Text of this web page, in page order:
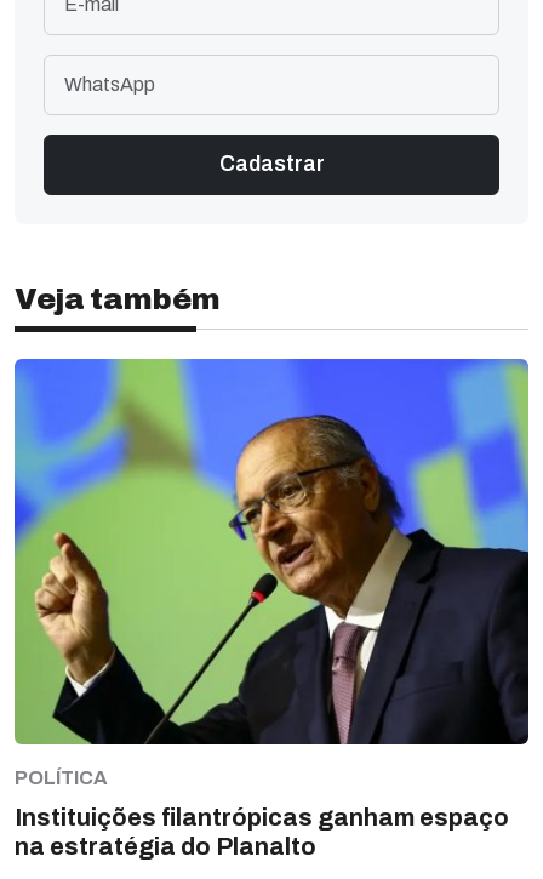
Veja também
POLÍTICA
Instituições filantrópicas ganham espaço
na estratégia do Planalto